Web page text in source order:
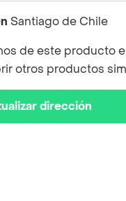
Santiago de Chile
de este producto
otros productos
dirección